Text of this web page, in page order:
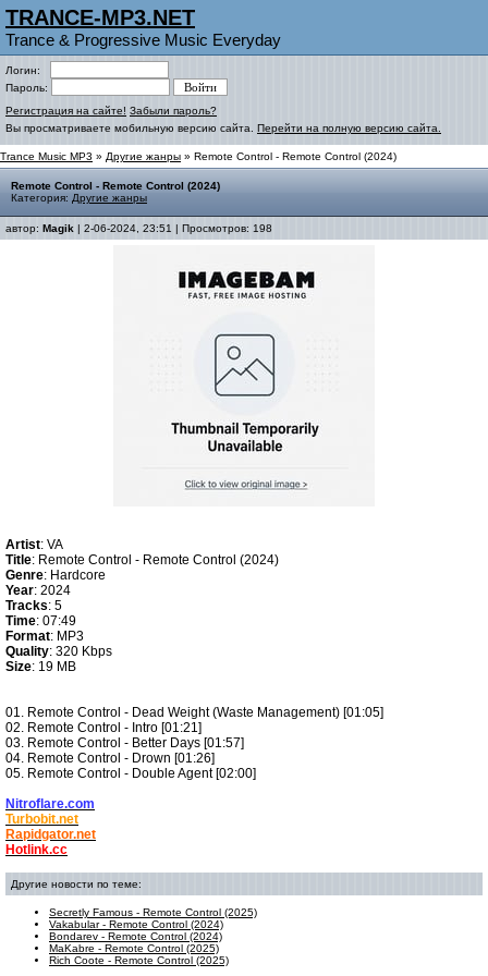
TRANCE-MP3.NET
Trance & Progressive Music Everyday
Логин:
Пароль:
Регистрация на сайте! Забыли пароль?
Вы просматриваете мобильную версию сайта. Перейти на полную версию сайта.
Trance Music MP3 » Другие жанры » Remote Control - Remote Control (2024)
Remote Control - Remote Control (2024)
Категория: Другие жанры
автор: Magik | 2-06-2024, 23:51 | Просмотров: 198
Artist: VA
Title: Remote Control - Remote Control (2024)
Genre: Hardcore
Year: 2024
Tracks: 5
Time: 07:49
Format: MP3
Quality: 320 Kbps
Size: 19 MB
01. Remote Control - Dead Weight (Waste Management) [01:05]
02. Remote Control - Intro [01:21]
03. Remote Control - Better Days [01:57]
04. Remote Control - Drown [01:26]
05. Remote Control - Double Agent [02:00]
Nitroflare.com
Turbobit.net
Rapidgator.net
Hotlink.cc
Другие новости по теме:
Secretly Famous - Remote Control (2025)
Vakabular - Remote Control (2024)
Bondarev - Remote Control (2024)
MaKabre - Remote Control (2025)
Rich Coote - Remote Control (2025)